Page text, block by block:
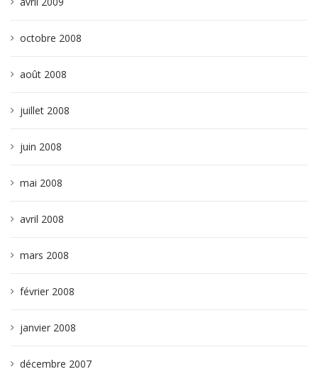
octobre 2008
août 2008
juillet 2008
juin 2008
mai 2008
avril 2008
mars 2008
février 2008
janvier 2008
décembre 2007